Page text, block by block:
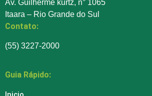
Av. Guilherme kurtz, n° 1065
Itaara – Rio Grande do Sul
Contato:
(55) 3227-2000
Guia Rápido: